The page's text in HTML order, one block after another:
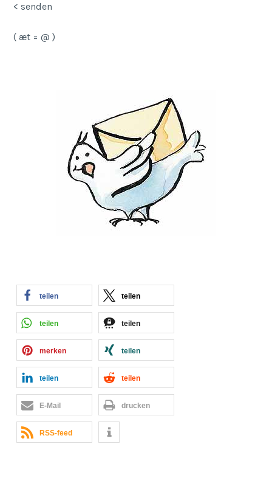
< senden
( æt = @ )
teilen teilen
teilen teilen
merken teilen
teilen teilen
E-Mail drucken
RSS-feed